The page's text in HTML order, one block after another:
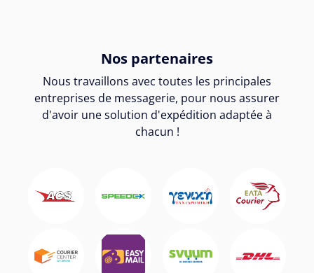
Nos partenaires
Nous travaillons avec toutes les principales
entreprises de messagerie, pour nous assurer
d'avoir une solution d'expédition adaptée à
chacun !